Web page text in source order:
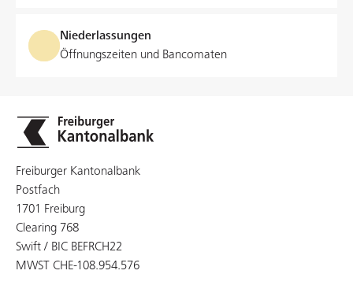
mit einer SARON-Hypothek, die sich am Schweizer
Geldmarkt orientiert.
Angebot an nachhaltigen Festhypotheken
Bauen, kaufen oder renovieren Sie eine
Geschäftsliegenschaft nach anerkannten Energie- und
Niederlassungen
Öffnungszeiten und Bancomaten
Freiburger Kantonalbank
Postfach
1701 Freiburg
Clearing 768
Swift / BIC BEFRCH22
MWST CHE-108.954.576